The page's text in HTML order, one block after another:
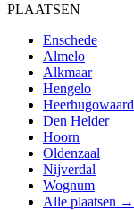
PLAATSEN
Enschede
Almelo
Alkmaar
Hengelo
Heerhugowaard
Den Helder
Hoorn
Oldenzaal
Nijverdal
Wognum
Alle plaatsen →